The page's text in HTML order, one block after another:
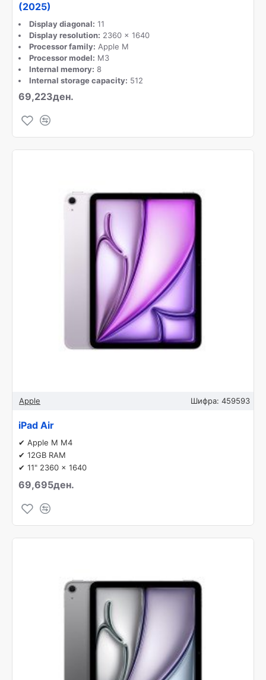
(2025)
Display diagonal: 11
Display resolution: 2360 x 1640
Processor family: Apple M
Processor model: M3
Internal memory: 8
Internal storage capacity: 512
69,223ден.
Apple Шифра: 459593
iPad Air
✔ Apple M M4
✔ 12GB RAM
✔ 11" 2360 x 1640
69,695ден.